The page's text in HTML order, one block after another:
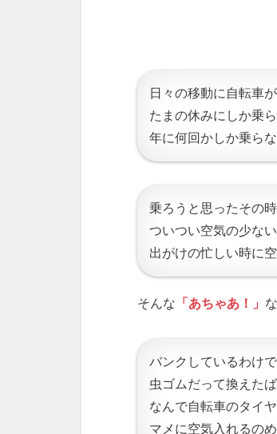
日々の移動に自転車
たまの休みにしか乗ら
年に何回かしか乗らな
乗ろうと思ったその
ついつい空気の少な
出がけの忙しい時に
そんな 「あちゃあ！」
バンクしているわけで
虫ゴムだって換えたば
なんで自転車のタイ
マメに空気入れるの